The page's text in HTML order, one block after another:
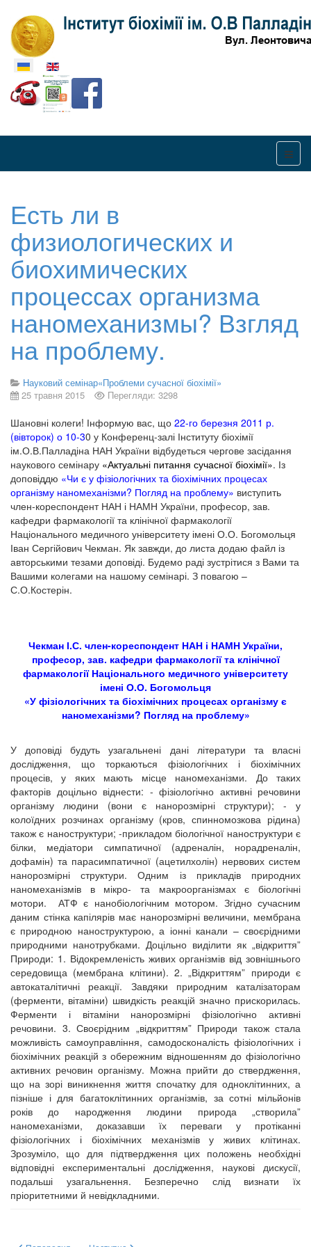
Оберіть свою мову
Есть ли в
физиологических и
биохимических
процессах организма
наномеханизмы? Взгляд
на проблему.
Науковий семінар«Проблеми сучасної біохімії»
25 травня 2015
Перегляди: 3298
Шановні колеги! Інформую вас, що 22-го березня 2011 р.
(вівторок) о 10-30 у Конференц-залі Інституту біохімії
ім.О.В.Палладіна НАН України відбудеться чергове засідання
наукового семінару «Актуальні питання сучасної біохімії». Із
доповіддю «Чи є у фізіологічних та біохімічних процесах
організму наномеханізми? Погляд на проблему» виступить
член-кореспондент НАН і НАМН України, професор, зав.
кафедри фармакології та клінічної фармакології
Національного медичного університету імені О.О. Богомольця
Іван Сергійович Чекман. Як завжди, до листа додаю файл із
авторськими тезами доповіді. Будемо раді зустрітися з Вами та
Вашими колегами на нашому семінарі. З повагою –
С.О.Костерін.
Чекман І.С. член-кореспондент НАН і НАМН України,
професор, зав. кафедри фармакології та клінічної
фармакології Національного медичного університету
імені О.О. Богомольця
«У фізіологічних та біохімічних процесах організму є
наномеханізми? Погляд на проблему»
У доповіді будуть узагальнені дані літератури та власні
дослідження, що торкаються фізіологічних і біохімічних
процесів, у яких мають місце наномеханізми. До таких
факторів доцільно віднести: - фізіологічно активні речовини
організму людини (вони є нанорозмірні структури); - у
колоїдних розчинах організму (кров, спинномозкова рідина)
також є наноструктури; -прикладом біологічної наноструктури є
білки, медіатори симпатичної (адреналін, норадреналін,
дофамін) та парасимпатичної (ацетилхолін) нервових систем
нанорозмірні структури. Одним із прикладів природних
наномеханізмів в мікро- та макроорганізмах є біологічні
мотори. АТФ є нанобіологічним мотором. Згідно сучасним
даним стінка капілярів має нанорозмірні величини, мембрана
є природною наноструктурою, а іонні канали – своєрідними
природними нанотрубками. Доцільно виділити як „відкриття”
Природи: 1. Відокремленість живих організмів від зовнішнього
середовища (мембрана клітини). 2. „Відкриттям” природи є
автокаталітичні реакції. Завдяки природним каталізаторам
(ферменти, вітаміни) швидкість реакцій значно прискорилась.
Ферменти і вітаміни нанорозмірні фізіологічно активні
речовини. 3. Своєрідним „відкриттям” Природи також стала
можливість самоуправління, самодосконалість фізіологічних і
біохімічних реакцій з обережним відношенням до фізіологічно
активних речовин організму. Можна прийти до ствердження,
що на зорі виникнення життя спочатку для одноклітинних, а
пізніше і для багатоклітинних організмів, за сотні мільйонів
років до народження людини природа „створила”
наномеханізми, доказавши їх переваги у протіканні
фізіологічних і біохімічних механізмів у живих клітинах.
Зрозуміло, що для підтвердження цих положень необхідні
відповідні експериментальні дослідження, наукові дискусії,
подальші узагальнення. Безперечно слід визнати їх
пріоритетними й невідкладними.